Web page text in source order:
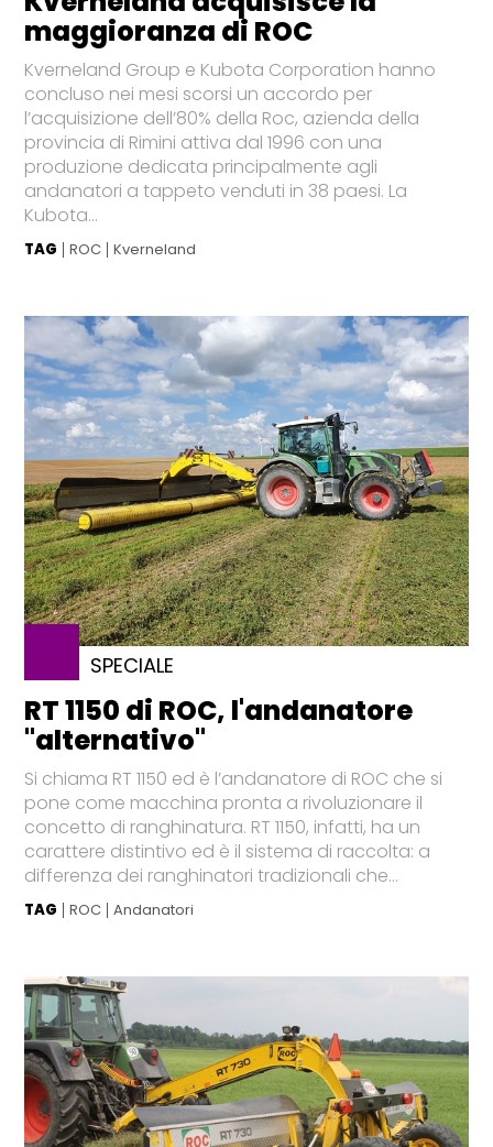
maggioranza di ROC
Kverneland Group e Kubota Corporation hanno
concluso nei mesi scorsi un accordo per
l’acquisizione dell’80% della Roc, azienda della
provincia di Rimini attiva dal 1996 con una
produzione dedicata principalmente agli
andanatori a tappeto venduti in 38 paesi. La
Kubota...
TAG ROC Kverneland
SPECIALE
RT 1150 di ROC, l'andanatore
"alternativo"
Si chiama RT 1150 ed è l’andanatore di ROC che si
pone come macchina pronta a rivoluzionare il
concetto di ranghinatura. RT 1150, infatti, ha un
carattere distintivo ed è il sistema di raccolta: a
differenza dei ranghinatori tradizionali che...
TAG ROC Andanatori